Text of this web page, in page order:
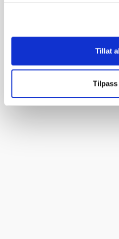
Tillat
Tilpass